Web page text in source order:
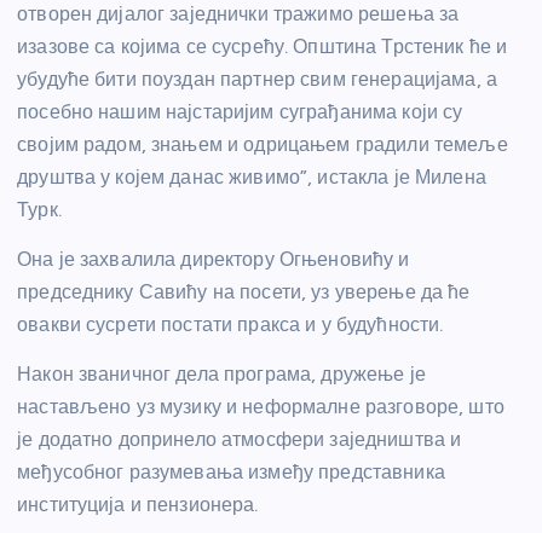
отворен дијалог заједнички тражимо решења за
изазове са којима се сусрећу. Општина Трстеник ће и
убудуће бити поуздан партнер свим генерацијама, а
посебно нашим најстаријим суграђанима који су
својим радом, знањем и одрицањем градили темеље
друштва у којем данас живимо”, истакла је Милена
Турк.
Она је захвалила директору Огњеновићу и
председнику Савићу на посети, уз уверење да ће
овакви сусрети постати пракса и у будућности.
Након званичног дела програма, дружење је
настављено уз музику и неформалне разговоре, што
је додатно допринело атмосфери заједништва и
међусобног разумевања између представника
институција и пензионера.